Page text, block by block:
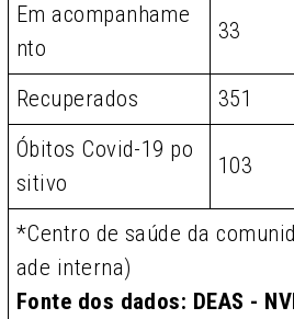
Em acompanhame
nto
33
Recuperados 351
Óbitos Covid-19 po
sitivo
103
*Centro de saúde da
ade interna)
Fonte dos dados: DEAS -